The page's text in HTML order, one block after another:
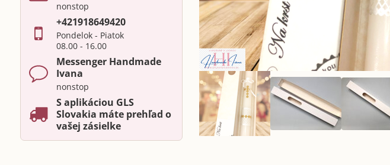
nonstop
+421918649420
Pondelok - Piatok
08.00 - 16.00
Messenger Handmade
Ivana
nonstop
S aplikáciou GLS
Slovakia máte prehľad o
vašej zásielke